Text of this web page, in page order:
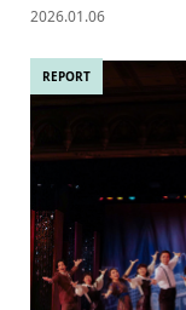
2026.01.06
REPORT